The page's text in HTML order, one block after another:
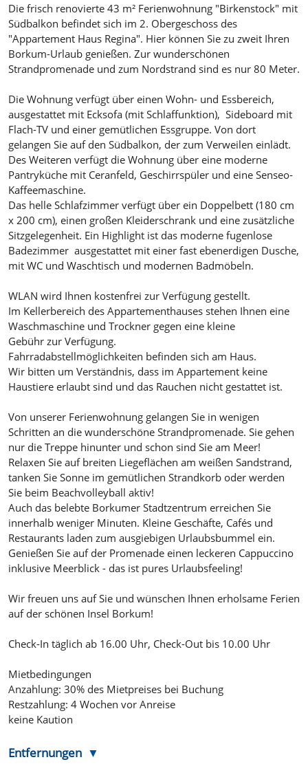
Die frisch renovierte 43 m² Ferienwohnung "Birkenstock" mit
Südbalkon befindet sich im 2. Obergeschoss des
"Appartement Haus Regina". Hier können Sie zu zweit Ihren
Borkum-Urlaub genießen. Zur wunderschönen
Strandpromenade und zum Nordstrand sind es nur 80 Meter.
Die Wohnung verfügt über einen Wohn- und Essbereich,
ausgestattet mit Ecksofa (mit Schlaffunktion), Sideboard mit
Flach-TV und einer gemütlichen Essgruppe. Von dort
gelangen Sie auf den Südbalkon, der zum Verweilen einlädt.
Des Weiteren verfügt die Wohnung über eine moderne
Pantryküche mit Ceranfeld, Geschirrspüler und eine Senseo-
Kaffeemaschine.
Das helle Schlafzimmer verfügt über ein Doppelbett (180 cm
x 200 cm), einen großen Kleiderschrank und eine zusätzliche
Sitzgelegenheit. Ein Highlight ist das moderne fugenlose
Badezimmer ausgestattet mit einer fast ebenerdigen Dusche,
mit WC und Waschtisch und modernen Badmöbeln.
WLAN wird Ihnen kostenfrei zur Verfügung gestellt.
Im Kellerbereich des Appartementhauses stehen Ihnen eine
Waschmaschine und Trockner gegen eine kleine
Gebühr zur Verfügung.
Fahrradabstellmöglichkeiten befinden sich am Haus.
Wir bitten um Verständnis, dass im Appartement keine
Haustiere erlaubt sind und das Rauchen nicht gestattet ist.
Von unserer Ferienwohnung gelangen Sie in wenigen
Schritten an die wunderschöne Strandpromenade. Sie gehen
nur die Treppe hinunter und schon sind Sie am Meer!
Relaxen Sie auf breiten Liegeflächen am weißen Sandstrand,
tanken Sie Sonne im gemütlichen Strandkorb oder werden
Sie beim Beachvolleyball aktiv!
Auch das belebte Borkumer Stadtzentrum erreichen Sie
innerhalb weniger Minuten. Kleine Geschäfte, Cafés und
Restaurants laden zum ausgiebigen Urlaubsbummel ein.
Genießen Sie auf der Promenade einen leckeren Cappuccino
inklusive Meerblick - das ist pures Urlaubsfeeling!
Wir freuen uns auf Sie und wünschen Ihnen erholsame Ferien
auf der schönen Insel Borkum!
Check-In täglich ab 16.00 Uhr, Check-Out bis 10.00 Uhr
Mietbedingungen
Anzahlung: 30% des Mietpreises bei Buchung
Restzahlung: 4 Wochen vor Anreise
keine Kaution
Entfernungen